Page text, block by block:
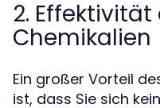
2.
Chemikalien
Ein großer Vorteil
ist, dass Sie sich